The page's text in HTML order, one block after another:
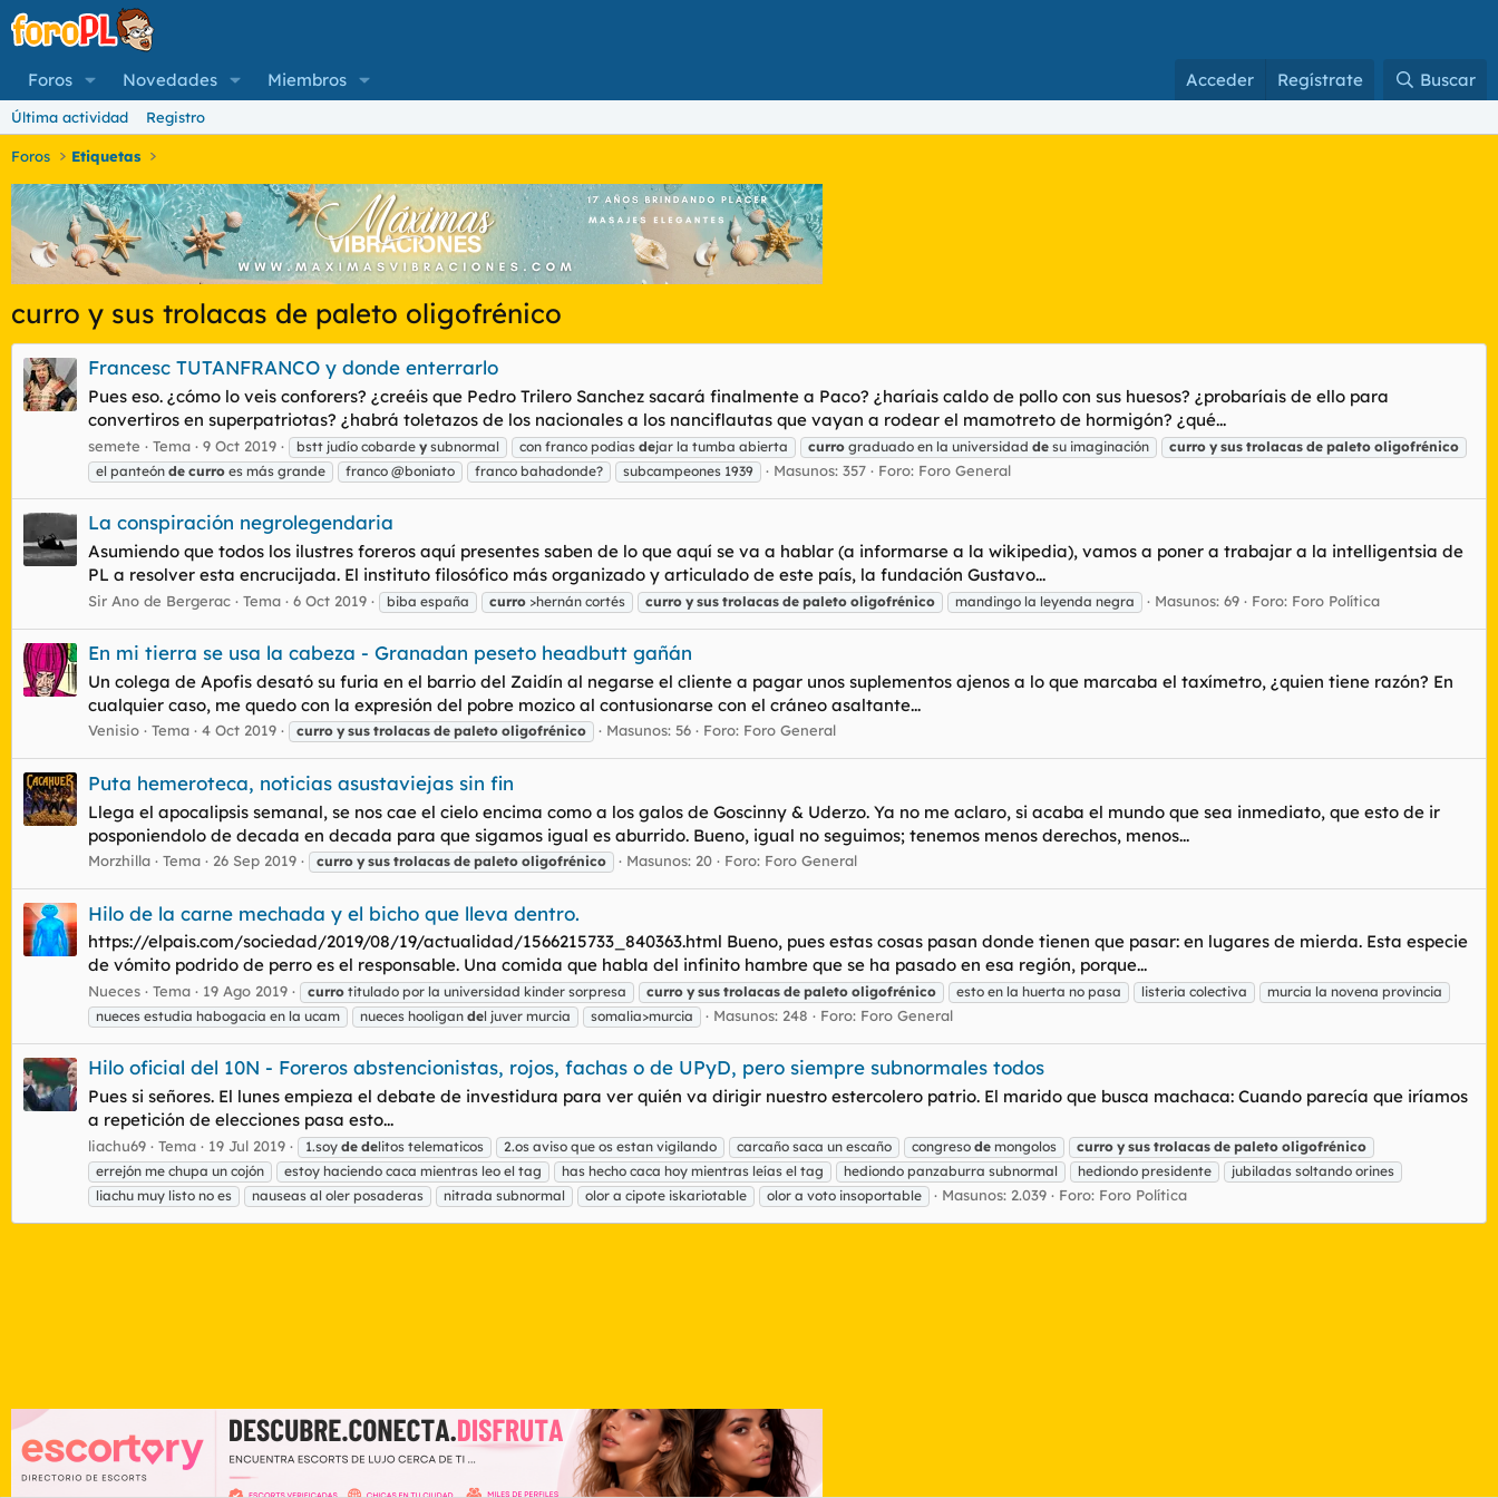
Foros Novedades Miembros Acceder Regístrate Buscar
Última actividad Registro
Foros Etiquetas
curro y sus trolacas de paleto oligofrénico
Francesc TUTANFRANCO y donde enterrarlo
Pues eso. ¿cómo lo veis conforers? ¿creéis que Pedro Trilero Sanchez sacará finalmente a Paco? ¿haríais caldo de pollo con sus huesos? ¿probaríais de ello para
convertiros en superpatriotas? ¿habrá toletazos de los nacionales a los nanciflautas que vayan a rodear el mamotreto de hormigón? ¿qué...
semete Tema 9 Oct 2019 bstt judío cobarde y subnormal con franco podias dejar la tumba abierta curro graduado en la universidad de su imaginación curro y sus trolacas de paleto oligofrénico
el panteón de curro es más grande franco @boniato franco bahadonde? subcampeones 1939 Masunos: 357 Foro: Foro General
La conspiración negrolegendaria
Asumiendo que todos los ilustres foreros aquí presentes saben de lo que aquí se va a hablar (a informarse a la wikipedia), vamos a poner a trabajar a la intelligentsia de
PL a resolver esta encrucijada. El instituto filosófico más organizado y articulado de este país, la fundación Gustavo...
Sir Ano de Bergerac Tema 6 Oct 2019 biba españa curro >hernán cortés curro y sus trolacas de paleto oligofrénico mandingo la leyenda negra Masunos: 69 Foro: Foro Política
En mi tierra se usa la cabeza - Granadan peseto headbutt gañán
Un colega de Apofis desató su furia en el barrio del Zaidín al negarse el cliente a pagar unos suplementos ajenos a lo que marcaba el taxímetro, ¿quien tiene razón? En
cualquier caso, me quedo con la expresión del pobre mozico al contusionarse con el cráneo asaltante...
Venisio Tema 4 Oct 2019 curro y sus trolacas de paleto oligofrénico Masunos: 56 Foro: Foro General
Puta hemeroteca, noticias asustaviejas sin fin
Llega el apocalipsis semanal, se nos cae el cielo encima como a los galos de Goscinny & Uderzo. Ya no me aclaro, si acaba el mundo que sea inmediato, que esto de ir
posponiendolo de decada en decada para que sigamos igual es aburrido. Bueno, igual no seguimos; tenemos menos derechos, menos...
Morzhilla Tema 26 Sep 2019 curro y sus trolacas de paleto oligofrénico Masunos: 20 Foro: Foro General
Hilo de la carne mechada y el bicho que lleva dentro.
https://elpais.com/sociedad/2019/08/19/actualidad/1566215733_840363.html Bueno, pues estas cosas pasan donde tienen que pasar: en lugares de mierda. Esta especie
de vómito podrido de perro es el responsable. Una comida que habla del infinito hambre que se ha pasado en esa región, porque...
Nueces Tema 19 Ago 2019 curro titulado por la universidad kinder sorpresa curro y sus trolacas de paleto oligofrénico esto en la huerta no pasa listeria colectiva
murcia la novena provincia
nueces estudia habogacia en la ucam
nueces hooligan del juver murcia somalia>murcia Masunos: 248 Foro: Foro General
Hilo oficial del 10N - Foreros abstencionistas, rojos, fachas o de UPyD, pero siempre subnormales todos
Pues si señores. El lunes empieza el debate de investidura para ver quién va dirigir nuestro estercolero patrio. El marido que busca machaca: Cuando parecía que iríamos
a repetición de elecciones pasa esto...
liachu69 Tema 19 Jul 2019 1.soy de delitos telematicos 2.os aviso que os estan vigilando carcaño saca un escaño congreso de mongolos curro y sus trolacas de paleto oligofrénico
errejón me chupa un cojón
estoy haciendo caca mientras leo el tag has hecho caca hoy mientras leías el tag hediondo panzaburra subnormal hediondo presidente
jubiladas soltando orines
liachu muy listo no es
nauseas al oler posaderas nitrada subnormal olor a cipote iskariotable olor a voto insoportable Masunos: 2.039 Foro: Foro Política